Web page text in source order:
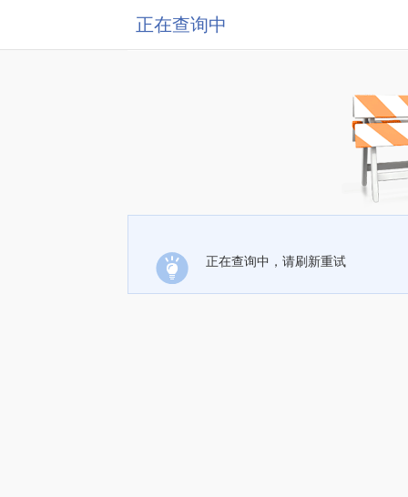
正在查询中
正在查询中，请刷新重试